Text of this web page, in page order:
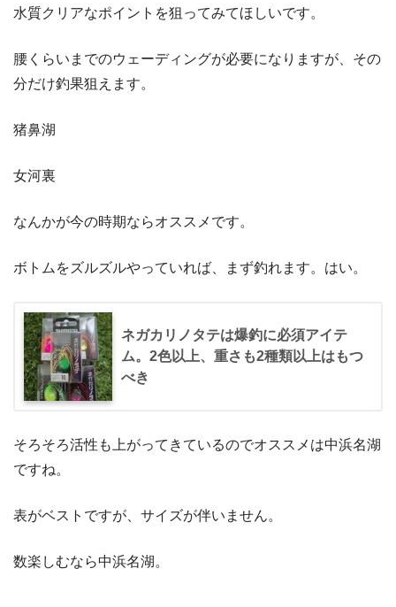
水質クリアなポイントを狙ってみてほしいです。
腰くらいまでのウェーディングが必要になりますが、その
分だけ釣果狙えます。
猪鼻湖
女河裏
なんかが今の時期ならオススメです。
ボトムをズルズルやっていれば、まず釣れます。はい。
ネガカリノタテは爆釣に必須アイテ
ム。2色以上、重さも2種類以上はもつ
べき
そろそろ活性も上がってきているのでオススメは中浜名湖
ですね。
表がベストですが、サイズが伴いません。
数楽しむなら中浜名湖。